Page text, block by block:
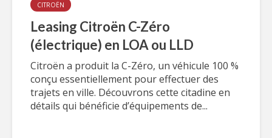
CITROËN
Leasing Citroën C-Zéro
(électrique) en LOA ou LLD
Citroën a produit la C-Zéro, un véhicule 100 %
conçu essentiellement pour effectuer des
trajets en ville. Découvrons cette citadine en
détails qui bénéficie d’équipements de...